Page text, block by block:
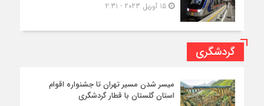
15 آوریل 2023 - 2:31
گردشگری
میسر شدن مسیر تهران تا جشنواره اقوام
استان گلستان با قطار گردشگری